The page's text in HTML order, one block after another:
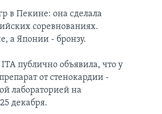
в Пекине: она сделала
соревнованиях.
а Японии - бронзу.
публично объявила, что у
от стенокардии -
лабораторией на
декабря.